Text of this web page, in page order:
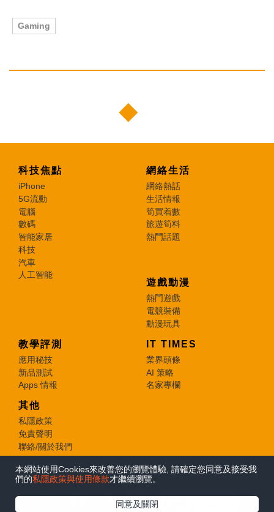
本網站使用Cookies來改善您的瀏覽體驗, 請確定您同意及接受我
們的私隱政策與使用條款才繼續瀏覽。
同意及關閉
Gaming
科技焦點
iPhone
5G流動
電腦
數碼
智能家居
科技
汽車
人工智能
網絡生活
網絡熱話
生活情報
筍買着數
旅遊筍料
熱門話題
遊戲動漫
熱門遊戲
電競裝備
動漫玩具
教學評測
應用秘技
新品測試
Apps 情報
IT TIMES
業界頭條
AI 策略
名家專欄
其他
私隱政策
免責聲明
聯絡/關於我們
© 2026 e-zone. All Rights Reserved.